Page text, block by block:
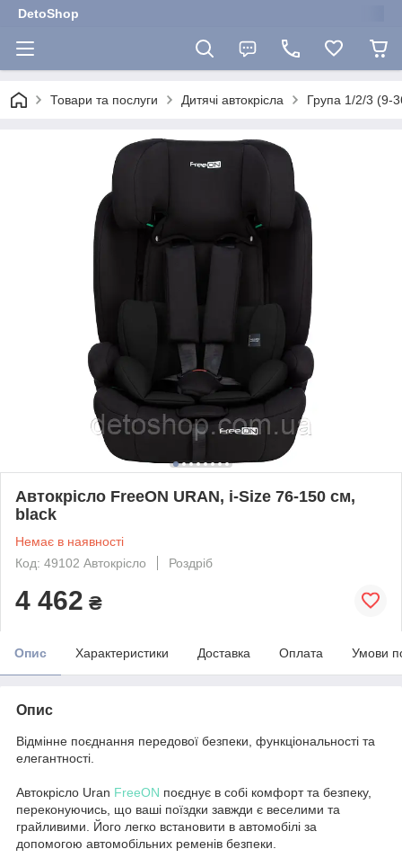
DetoShop
Товари та послуги Дитячі автокрісла Група 1/2/3 (9-
Автокрісло FreeON URAN, i-Size 76-150 см,
black
Немає в наявності
Код: 49102 Автокрісло
Роздріб
4 462 ₴
Опис Характеристики Доставка Оплата Умови
Опис
Відмінне поєднання передової безпеки, функціональності та
елегантності.
Автокрісло Uran FreeON поєднує в собі комфорт та безпеку,
переконуючись, що ваші поїздки завжди є веселими та
грайливими. Його легко встановити в автомобілі за
допомогою автомобільних ременів безпеки.